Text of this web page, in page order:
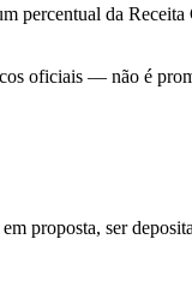
percentual da
oficiais — não é
proposta, ser